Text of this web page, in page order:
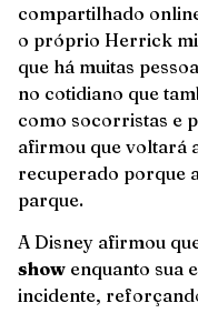
compartilhado
o próprio Herrick
que há muitas
no cotidiano que
como socorristas e
afirmou que voltará
recuperado porque
parque.
A Disney afirmou
show enquanto sua
incidente,